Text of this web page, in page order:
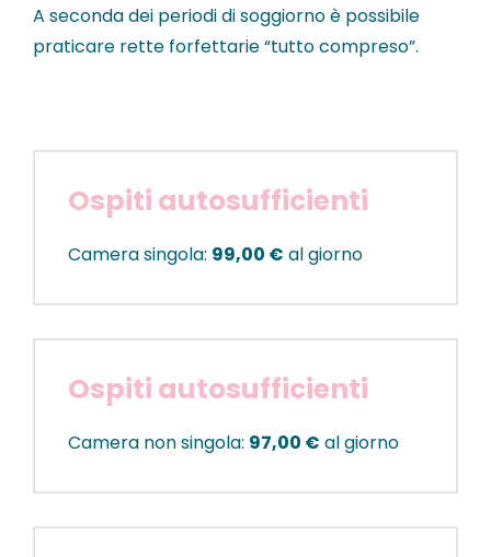
A seconda dei periodi di soggiorno è possibile
praticare rette forfettarie “tutto compreso”.
Ospiti autosufficienti
Camera singola: 99,00 € al giorno
Ospiti autosufficienti
Camera non singola: 97,00 € al giorno